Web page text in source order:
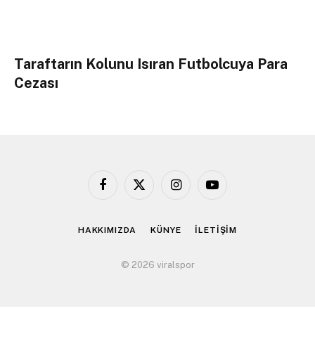
Taraftarın Kolunu Isıran Futbolcuya Para
Cezası
Facebook
X
InstagramYouTube
HAKKIMIZDA KÜNYE İLETİŞİM
© 2026 viralspor